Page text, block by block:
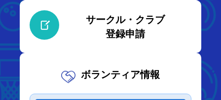
サークル・クラブ
登録申請
ボランティア情報